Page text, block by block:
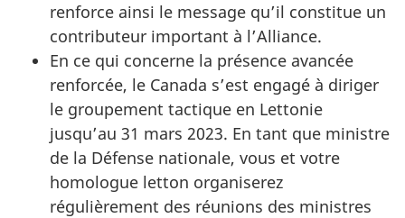
renforce ainsi le message qu’il constitue un
contributeur important à l’Alliance.
En ce qui concerne la présence avancée
renforcée, le Canada s’est engagé à diriger
le groupement tactique en Lettonie
jusqu’au 31 mars 2023. En tant que ministre
de la Défense nationale, vous et votre
homologue letton organiserez
régulièrement des réunions des ministres